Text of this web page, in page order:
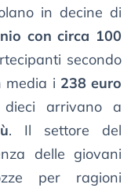
in decine di
con circa 100
secondo
media i 238 euro
arrivano a
. Il settore del
delle giovani
per ragioni